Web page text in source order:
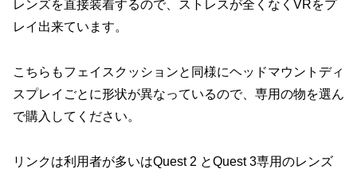
レンズを直接装着するので、ストレスが全くなくVRをプ
レイ出来ています。
こちらもフェイスクッションと同様にヘッドマウントディ
スプレイごとに形状が異なっているので、専用の物を選ん
で購入してください。
リンクは利用者が多いはQuest 2 とQuest 3専用のレンズ